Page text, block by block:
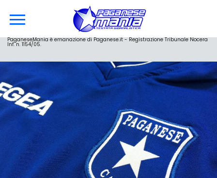
PaganeseMania è emanazione di Paganese.it - Registrazione Tribunale Nocera
Inf. n. 1154/05.